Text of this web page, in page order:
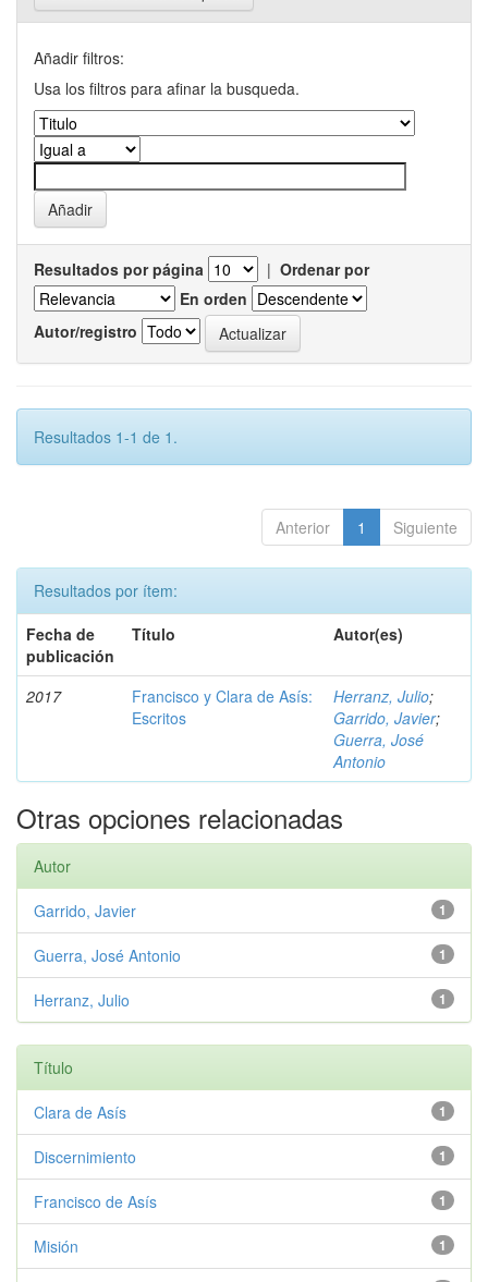
Añadir filtros:
Usa los filtros para afinar la busqueda.
Resultados por página | Ordenar por
En orden
Autor/registro
Resultados 1-1 de 1.
Anterior 1 Siguiente
Resultados por ítem:
Fecha de
publicación
Título Autor(es)
2017
Francisco y Clara de Asís:
Escritos
Herranz, Julio;
Garrido, Javier;
Guerra, José
Antonio
Otras opciones relacionadas
Autor
1
Garrido, Javier
1
Guerra, José Antonio
1
Herranz, Julio
Título
1
Clara de Asís
1
Discernimiento
1
Francisco de Asís
1
Misión